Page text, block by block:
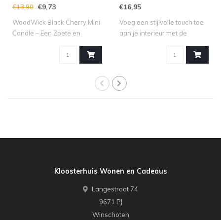
€13,90 €9,73
WoodWick Black Cherry Mini
Candle – Een Zoete en
€16,95
Voeg een stijlvolle touch toe
aan je interieur met de
Kloosterhuis Wonen en Cadeaus
Langestraat 74
9671 PJ
Winschoten